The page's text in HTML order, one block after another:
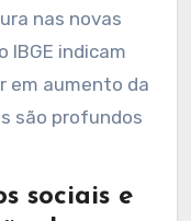
nas novas
IBGE indicam
em aumento da
são profundos
sociais e